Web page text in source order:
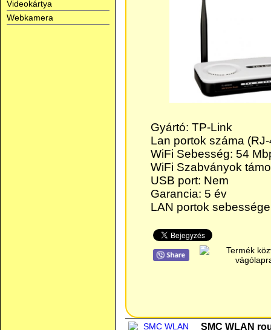
Videokártya
Webkamera
Gyártó: TP-Link
Lan portok száma
WiFi Sebesség: 54
WiFi Szabványok
USB port: Nem
Garancia: 5 év
LAN portok
SMC WLAN